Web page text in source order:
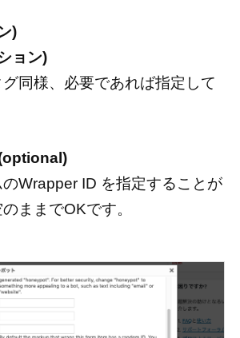
)
ョン)
同様、必要であれば指定して
のWrapper ID を指定することが
ままでOKです。